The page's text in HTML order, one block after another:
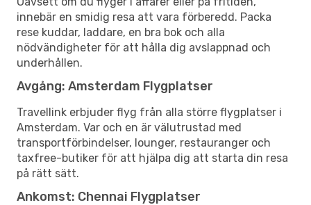
innebär en smidig resa att vara förberedd. Packa
rese kuddar, laddare, en bra bok och alla
nödvändigheter för att hålla dig avslappnad och
underhållen.
Avgång: Amsterdam Flygplatser
Travellink erbjuder flyg från alla större flygplatser i
Amsterdam. Var och en är välutrustad med
transportförbindelser, lounger, restauranger och
taxfree-butiker för att hjälpa dig att starta din resa
på rätt sätt.
Ankomst: Chennai Flygplatser